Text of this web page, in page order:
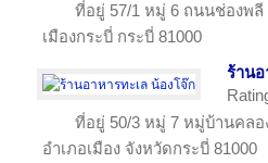
ที่อยู่ 57/1 หมู่ 6 ถนนช่องพลี
เมืองกระบี่ กระบี่ 81000
ร้านอ
ที่อยู่ 50/3 หมู่ 7 หมู่บ้านคล
อำเภอเมือง จังหวัดกระบี่ 81000